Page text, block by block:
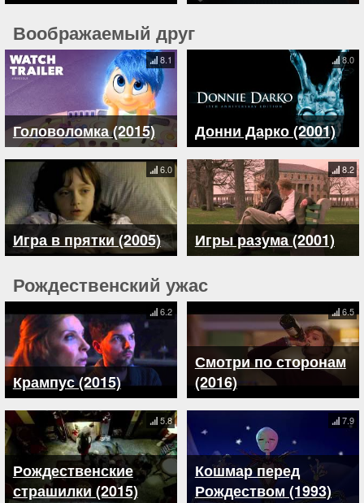
Воображаемый друг
Головоломка (2015)
8.1
Донни Дарко (2001)
8.0
Игра в прятки (2005)
6.0
Игры разума (2001)
8.2
Рождественский ужас
Крампус (2015)
6.2
Смотри по сторонам
(2016)
6.5
Рождественские
страшилки (2015)
5.8
Кошмар перед
Рождеством (1993)
7.9